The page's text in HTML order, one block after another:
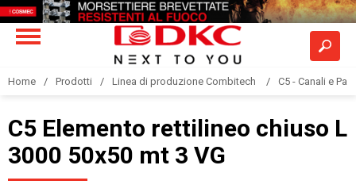
Home Prodotti Linea di produzione Combitech C5 - Canali e
C5 Elemento rettilineo chiuso L
3000 50x50 mt 3 VG